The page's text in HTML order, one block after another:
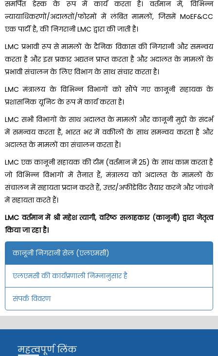
कानूनी निगरानी सेल (एलएमसी)
एलएमसी की कार्यप्रणाली निम्नानुसार है
संपर्क विवरण
समर्पित डेस्क के रूप में कार्य करता है। वर्तमान में, विभिन्न
न्यायाधिकरणों/अदालतों/फोरमों में लंबित मामलों, जिसमें MoEF&CC
एक पार्टी है, की निगरानी LMC द्वारा की जाती है।
LMC प्रभावी रूप से मामलों के दैनिक विकास की निगरानी और समन्वय
करता है और इस प्रकार अद्यतन प्राप्त करता है और अदालत के मामलों के
प्रभावी संचालन के लिए विभाग के साथ संचार करता है।
LMC मंत्रालय के विभिन्न विभागों को सौंपे गए कानूनी सहायक के
प्रशासनिक यूनिट के रूप में कार्य करता है।
LMC सभी विभागों के साथ अदालत के मामलों और कानूनी मुद्दों के संदर्भ
में समन्वय करता है, भारत भर में वकीलों के साथ समन्वय करता है और
अदालत के मामलों का संचालन करता है।
LMC एक कानूनी सहायक की टीम (वर्तमान में 25) के साथ काम करता है
जो विभिन्न विभागों में तैनात हैं, मंत्रालय को अदालत के मामलों के
संचालन में सहायता प्रदान करते हैं, उत्तर/अफीडेविट तैयार करने और जांचने
में सहायता करते हैं।
LMC वर्तमान में श्री महेश त्यागी, वरिष्ठ सलाहकार (कानूनी) द्वारा नेतृत्व
किया जा रहा है।
महत्वपूर्ण लिंक